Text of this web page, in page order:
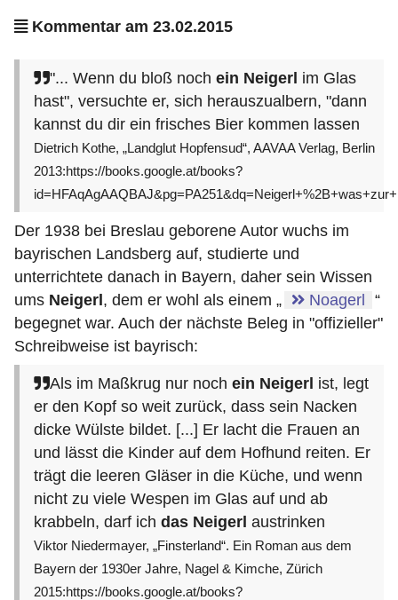
Kommentar am 23.02.2015
"... Wenn du bloß noch ein Neigerl im Glas
hast", versuchte er, sich herauszualbern, "dann
kannst du dir ein frisches Bier kommen lassen
Dietrich Kothe, „Landglut Hopfensud“, AAVAA Verlag, Berlin
2013:https://books.google.at/books?
Der 1938 bei Breslau geborene Autor wuchs im
bayrischen Landsberg auf, studierte und
unterrichtete danach in Bayern, daher sein Wissen
ums Neigerl , dem er wohl als einem „ Noagerl
“
begegnet war. Auch der nächste Beleg in "offizieller"
Schreibweise ist bayrisch:
Als im Maßkrug nur noch ein Neigerl ist, legt
er den Kopf so weit zurück, dass sein Nacken
dicke Wülste bildet. [...] Er lacht die Frauen an
und lässt die Kinder auf dem Hofhund reiten. Er
trägt die leeren Gläser in die Küche, und wenn
nicht zu viele Wespen im Glas auf und ab
krabbeln, darf ich das Neigerl austrinken
Viktor Niedermayer, „Finsterland“. Ein Roman aus dem
Bayern der 1930er Jahre, Nagel & Kimche, Zürich
2015:https://books.google.at/books?